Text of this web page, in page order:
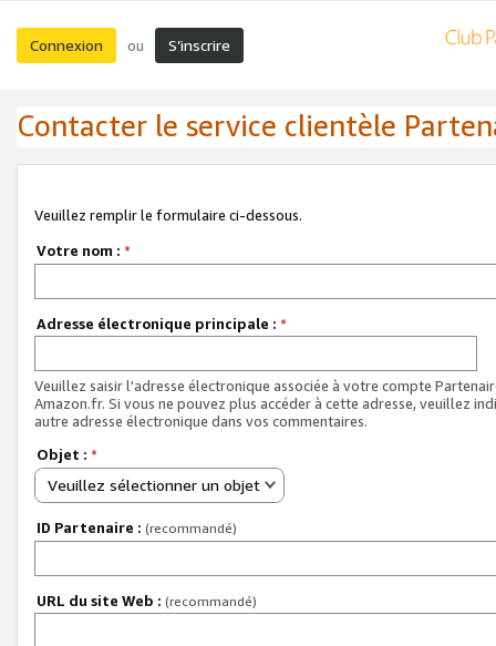
Connexion ou S’inscrire
Contacter le service clientèle
Veuillez remplir le formulaire ci-dessous.
Votre nom : *
Adresse électronique principale : *
Veuillez saisir l'adresse électronique associée à votre compte
Amazon.fr. Si vous ne pouvez plus accéder à cette adresse, veuillez
autre adresse électronique dans vos commentaires.
Objet : *
Veuillez sélectionner un objet
ID Partenaire : (recommandé)
URL du site Web : (recommandé)